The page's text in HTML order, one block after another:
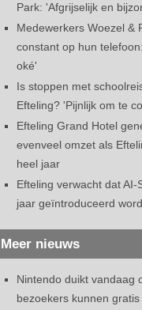
Park: 'Afgrijselijk en
Medewerkers Woezel &
constant op hun
oké'
Is stoppen met
Efteling? 'Pijnlijk om te
Efteling Grand Hotel
evenveel omzet als
heel jaar
Efteling verwacht dat
jaar geïntroduceerd
Meer nieuws
Nintendo duikt vandaag
bezoekers kunnen